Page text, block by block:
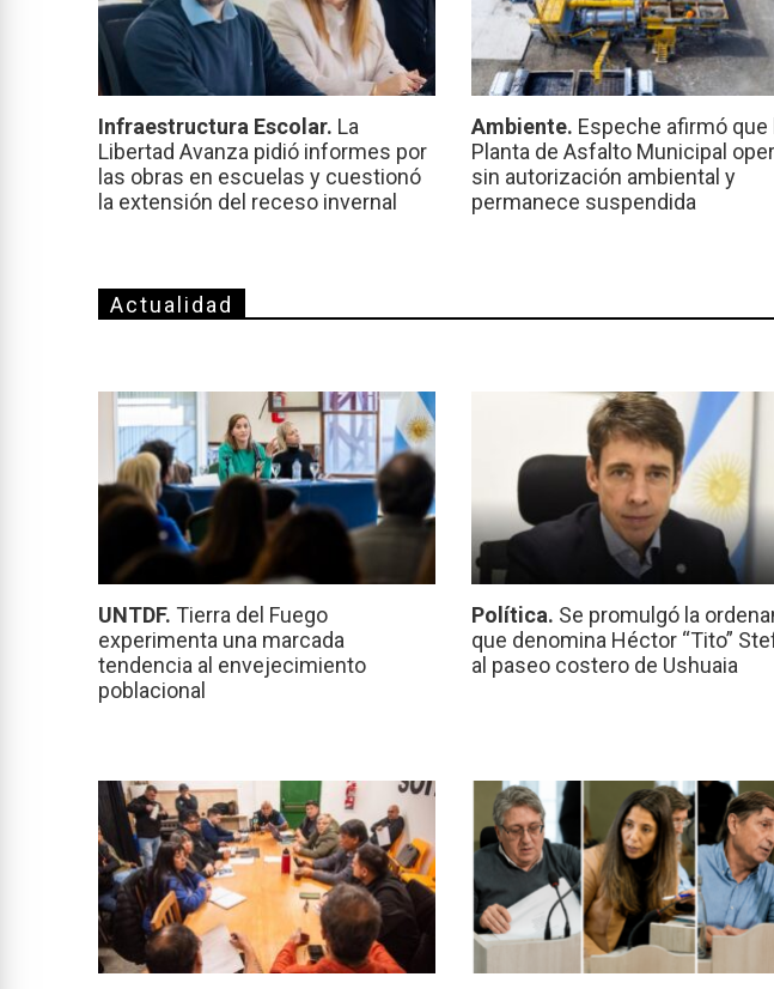
Infraestructura Escolar. La
Libertad Avanza pidió informes por
las obras en escuelas y cuestionó
la extensión del receso invernal
Ambiente. Espeche afirmó que
Planta de Asfalto Municipal
sin autorización ambiental y
permanece suspendida
Actualidad
UNTDF. Tierra del Fuego
experimenta una marcada
tendencia al envejecimiento
poblacional
Política. Se promulgó la
que denomina Héctor “Tito”
al paseo costero de Ushuaia